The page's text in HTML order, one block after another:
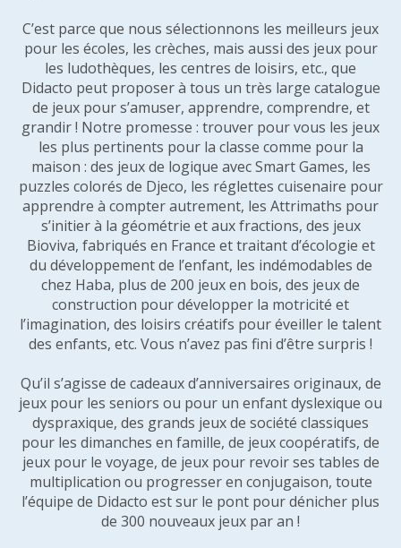
C’est parce que nous sélectionnons les meilleurs jeux
pour les écoles, les crèches, mais aussi des jeux pour
les ludothèques, les centres de loisirs, etc., que
Didacto peut proposer à tous un très large catalogue
de jeux pour s’amuser, apprendre, comprendre, et
grandir ! Notre promesse : trouver pour vous les jeux
les plus pertinents pour la classe comme pour la
maison : des jeux de logique avec Smart Games, les
puzzles colorés de Djeco, les réglettes cuisenaire pour
apprendre à compter autrement, les Attrimaths pour
s’initier à la géométrie et aux fractions, des jeux
Bioviva, fabriqués en France et traitant d’écologie et
du développement de l’enfant, les indémodables de
chez Haba, plus de 200 jeux en bois, des jeux de
construction pour développer la motricité et
l’imagination, des loisirs créatifs pour éveiller le talent
des enfants, etc. Vous n’avez pas fini d’être surpris !
Qu’il s’agisse de cadeaux d’anniversaires originaux, de
jeux pour les seniors ou pour un enfant dyslexique ou
dyspraxique, des grands jeux de société classiques
pour les dimanches en famille, de jeux coopératifs, de
jeux pour le voyage, de jeux pour revoir ses tables de
multiplication ou progresser en conjugaison, toute
l’équipe de Didacto est sur le pont pour dénicher plus
de 300 nouveaux jeux par an !